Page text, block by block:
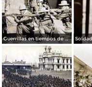
Guerrillas en tiempos de La Revolucion Mexicana.